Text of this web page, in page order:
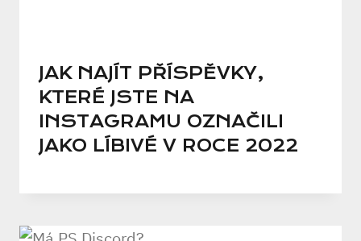
JAK NAJÍT PŘÍSPĚVKY,
KTERÉ JSTE NA
INSTAGRAMU OZNAČILI
JAKO LÍBIVÉ V ROCE 2022